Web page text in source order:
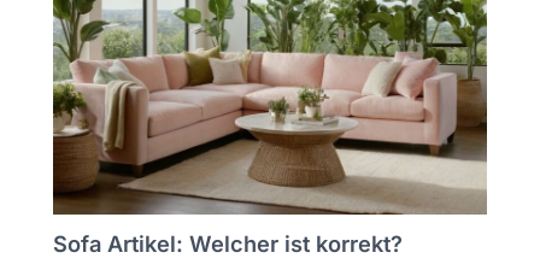
Sofa Artikel: Welcher ist korrekt?